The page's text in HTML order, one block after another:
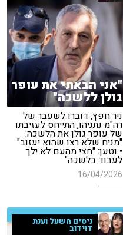
"אני הבאתי את עופר
גולן ללשכה"
ניר חפץ, דוברו לשעבר של
רה"מ נתניהו, התייחס לעזיבתו
של עופר גולן את הלשכה:
"מניח שלא רצו שהוא יעזוב"
• וטען: "חצי מהעם לא ילך
לעבוד בלשכה"
16/04/2026
ניסים משעל וענת
דוידוב